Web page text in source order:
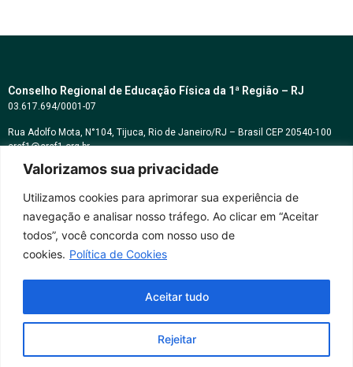
Valorizamos sua privacidade
Utilizamos cookies para aprimorar sua experiência de
navegação e analisar nosso tráfego. Ao clicar em “Aceitar
todos”, você concorda com nosso uso de
cookies. Política de Cookies
Rejeitar
Aceitar tudo
Conselho Regional de Educação Física da 1ª Região – RJ
03.617.694/0001-07
Rua Adolfo Mota, N°104, Tijuca, Rio de Janeiro/RJ – Brasil CEP 20540-100
cref1@cref1.org.br
Assessoria de comunicação:
Horários de atendimento:
Whatsapp: (21) 2569-2398